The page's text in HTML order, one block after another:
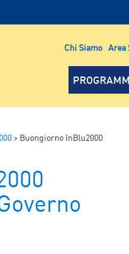
Chi Siamo Area
> Buongiorno InBlu2000